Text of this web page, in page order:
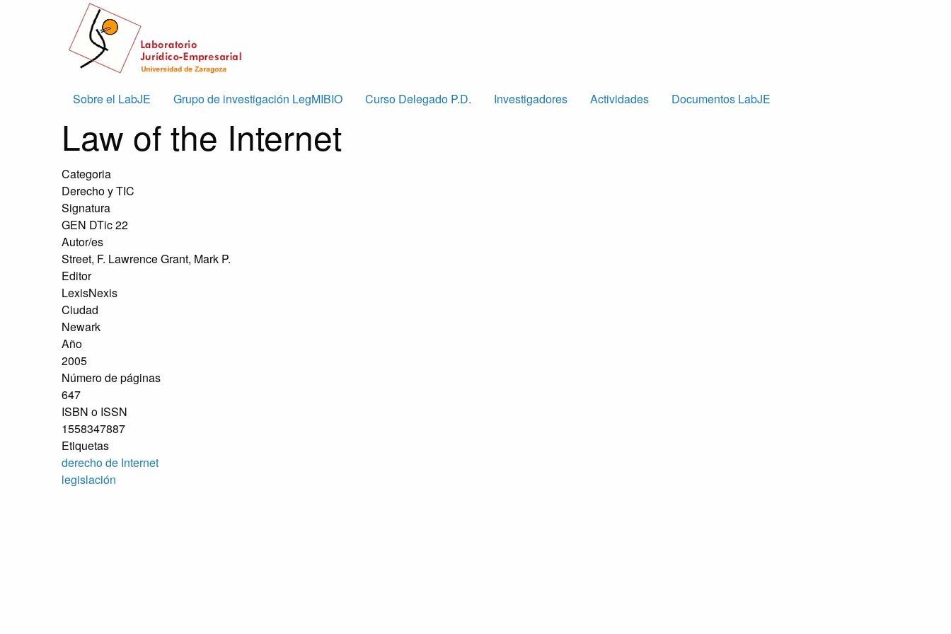
Skip to main content
Main
navigation
Sobre el LabJE Grupo de investigación LegMIBIO Curso Delegado P.D. Investigadores Actividades Documentos LabJE
Law of the Internet
Categoria
Derecho y TIC
Signatura
GEN DTic 22
Autor/es
Street, F. Lawrence Grant, Mark P.
Editor
LexisNexis
Ciudad
Newark
Año
2005
Número de páginas
647
ISBN o ISSN
1558347887
Etiquetas
derecho de Internet
legislación